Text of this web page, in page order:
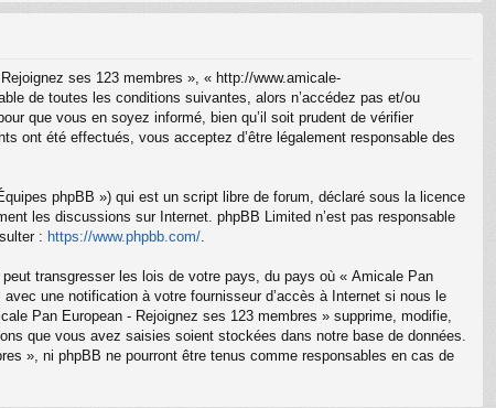
ses 123 membres », « http://www.amicale-
de toutes les conditions suivantes, alors n’accédez pas et/ou
que vous en soyez informé, bien qu’il soit prudent de vérifier
ont été effectués, vous acceptez d’être légalement responsable des
phpBB ») qui est un script libre de forum, déclaré sous la licence
les discussions sur Internet. phpBB Limited n’est pas responsable
: https://www.phpbb.com/
transgresser les lois de votre pays, du pays où « Amicale Pan
une notification à votre fournisseur d’accès à Internet si nous le
Pan European - Rejoignez ses 123 membres » supprime, modifie,
que vous avez saisies soient stockées dans notre base de données.
», ni phpBB ne pourront être tenus comme responsables en cas de